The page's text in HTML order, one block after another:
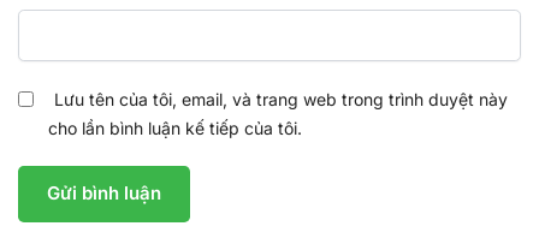
Lưu tên của tôi, email, và trang web trong trình duyệt này
cho lần bình luận kế tiếp của tôi.